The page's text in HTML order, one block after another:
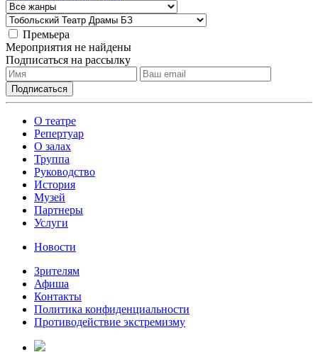
Премьера
Мероприятия не найдены
Подписаться на рассылку
О театре
Репертуар
О залах
Труппа
Руководство
История
Музей
Партнеры
Услуги
Новости
Зрителям
Афиша
Контакты
Политика конфиденциальности
Противодействие экстремизму